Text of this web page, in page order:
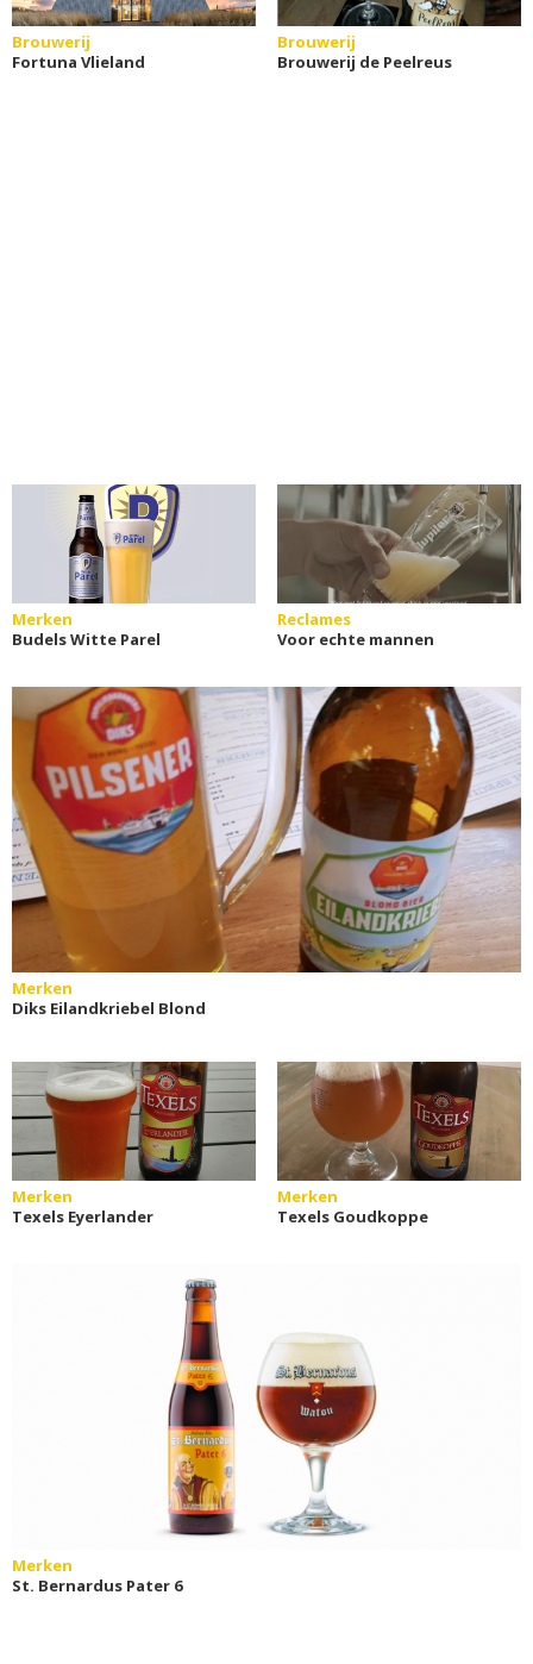
Brouwerij
Fortuna Vlieland
Brouwerij
Brouwerij de Peelreus
Merken
Budels Witte Parel
Reclames
Voor echte mannen
Merken
Diks Eilandkriebel Blond
Merken
Texels Eyerlander
Merken
Texels Goudkoppe
Merken
St. Bernardus Pater 6